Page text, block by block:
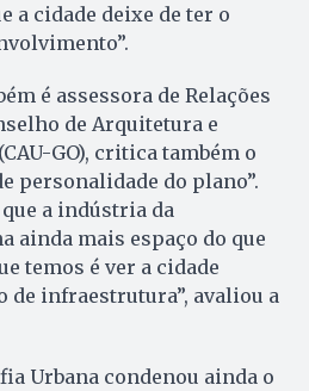
a cidade deixe de ter o
é assessora de Relações
de Arquitetura e
GO), critica também o
personalidade do plano”.
a indústria da
ainda mais espaço do que
temos é ver a cidade
de infraestrutura”, avaliou a
Urbana condenou ainda o